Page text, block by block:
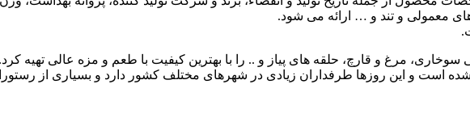
معمولی و تند و … ارائه می شود.
سوخاری، مرغ و قارچ، حلقه های پیاز و .. را با بهترین کیفیت با طعم و مزه عالی تهیه
شده است و این روزها طرفداران زیادی در شهرهای مختلف کشور دارد و بسیاری از